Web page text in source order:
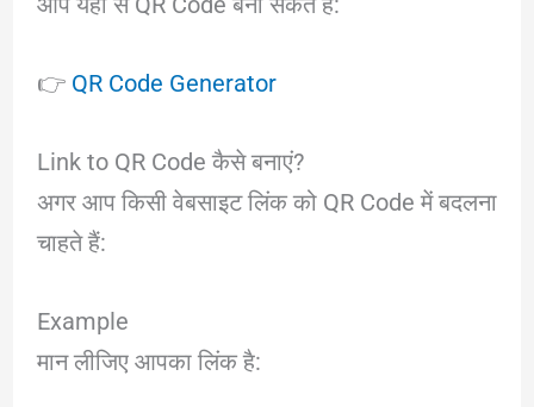
👉 QR Code Generator
Link to QR Code कैसे बनाएं?
अगर आप किसी वेबसाइट लिंक को QR Code में बदलना
चाहते हैं:
Example
मान लीजिए आपका लिंक है: